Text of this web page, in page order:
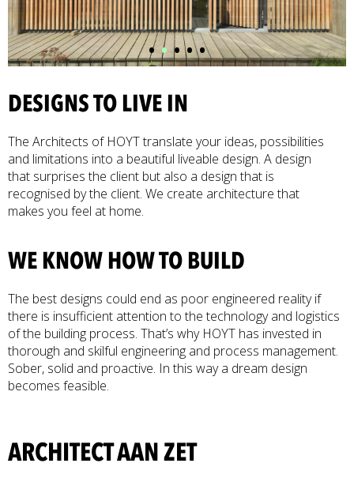
•••••
DESIGNS TO LIVE IN
The Architects of HOYT translate your ideas, possibilities
and limitations into a beautiful liveable design. A design
that surprises the client but also a design that is
recognised by the client. We create architecture that
makes you feel at home.
WE KNOW HOW TO BUILD
The best designs could end as poor engineered reality if
there is insufficient attention to the technology and logistics
of the building process. That’s why HOYT has invested in
thorough and skilful engineering and process management.
Sober, solid and proactive. In this way a dream design
becomes feasible.
ARCHITECT AAN ZET